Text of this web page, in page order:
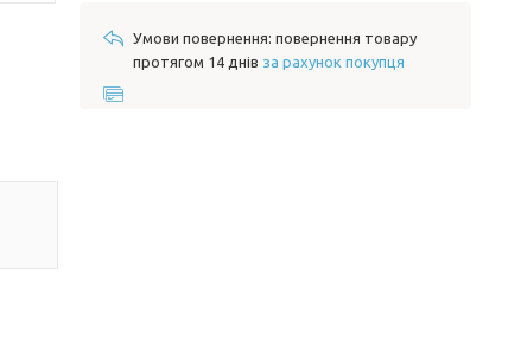
повернення товару
протягом 14 днів за рахунок покупця